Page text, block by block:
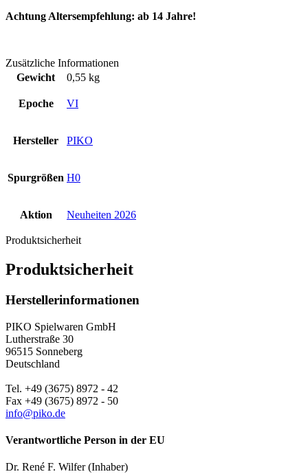
Achtung Altersempfehlung: ab 14 Jahre!
Zusätzliche Informationen
Gewicht
0,55 kg
Epoche VI
Hersteller PIKO
Spurgrößen H0
Aktion Neuheiten 2026
Produktsicherheit
Produktsicherheit
Herstellerinformationen
PIKO Spielwaren GmbH
Lutherstraße 30
96515 Sonneberg
Deutschland
Tel. +49 (3675) 8972 - 42
Fax +49 (3675) 8972 - 50
info@piko.de
Verantwortliche Person in der EU
Dr. René F. Wilfer (Inhaber)